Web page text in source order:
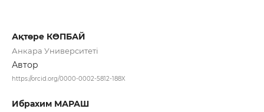
Ақтөре КӨПБАЙ
Анкара Университеті
Автор
https://orcid.org/0000-0002-5812-188X
Ибрахим МАРАШ